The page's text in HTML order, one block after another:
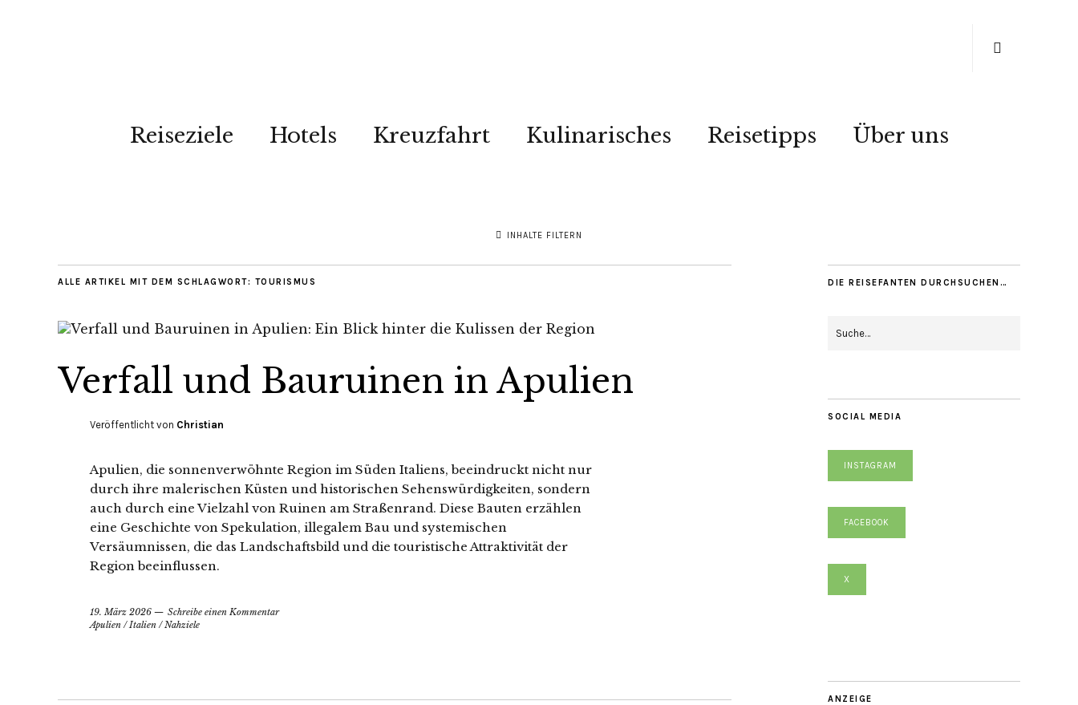
Reiseziele Hotels Kreuzfahrt Kulinarisches Reisetipps Über uns
INHALTE FILTERN
ALLE ARTIKEL MIT DEM SCHLAGWORT: TOURISMUS
Verfall und Bauruinen in Apulien
Veröffentlicht von Christian
Apulien, die sonnenverwöhnte Region im Süden Italiens, beeindruckt nicht nur
durch ihre malerischen Küsten und historischen Sehenswürdigkeiten, sondern
auch durch eine Vielzahl von Ruinen am Straßenrand. Diese Bauten erzählen
eine Geschichte von Spekulation, illegalem Bau und systemischen
Versäumnissen, die das Landschaftsbild und die touristische Attraktivität der
Region beeinflussen.
19. März 2026
Schreibe einen Kommentar
Apulien /Italien /Nahziele
DIE REISEFANTEN DURCHSUCHEN…
SOCIAL MEDIA
INSTAGRAM
FACEBOOK
X
ANZEIGE